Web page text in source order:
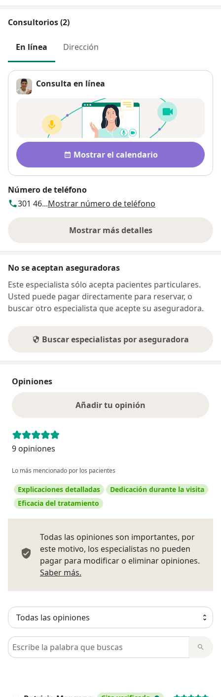
Consultorios (2)
En línea Dirección
Consulta en línea
Disponibilidad
Mostrar el calendario
Número de teléfono
301 46...Mostrar número de teléfono
Mostrar más detalles
sobre la dirección
No se aceptan aseguradoras
Este especialista sólo acepta pacientes particulares.
Usted puede pagar directamente para reservar, o
buscar otro especialista que acepte su aseguradora.
Buscar especialistas por aseguradora
Opiniones
Añadir tu opinión
9 opiniones
Lo más mencionado por los pacientes
Explicaciones detalladas
Dedicación durante la visita
Eficacia del tratamiento
Todas las opiniones son importantes, por
este motivo, los especialistas no pueden
pagar para modificar o eliminar opiniones.
Saber más.
Busca en opiniones